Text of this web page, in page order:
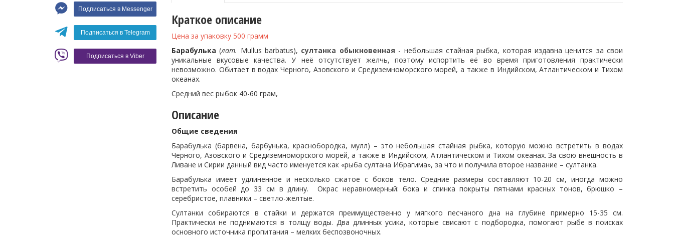
Вино
Белое вино
Красное вино
Кофе
Blaser
Подписаться в Messenger
Подписаться в Telegram
Подписаться в Viber
Краткое описание
Цена за упаковку 500 грамм
Барабулька(лат. Mullus barbatus), султанка обыкновенная - небольшая стайная рыбка, которая издавна ценится за свои
уникальные вкусовые качества. У неё отсутствует желчь, поэтому испортить её во время приготовления практически
невозможно. Обитает в водах Черного, Азовского и Средиземноморского морей, а также в Индийском, Атлантическом и Тихом
океанах.
Средний вес рыбок 40-60 грам,
Описание
Общие сведения
Барабулька (барвена, барбунька, краснобородка, мулл) – это небольшая стайная рыбка, которую можно встретить в водах
Черного, Азовского и Средиземноморского морей, а также в Индийском, Атлантическом и Тихом океанах. За свою внешность в
Ливане и Сирии данный вид часто именуется как «рыба султана Ибрагима», за что и получила второе название – султанка.
Барабулька имеет удлиненное и несколько сжатое с боков тело. Средние размеры составляют 10-20 см, иногда можно
встретить особей до 33 см в длину. Окрас неравномерный: бока и спинка покрыты пятнами красных тонов, брюшко –
серебристое, плавники – светло-желтые.
Султанки собираются в стайки и держатся преимущественно у мягкого песчаного дна на глубине примерно 15-35 см.
Практически не поднимаются в толщу воды. Два длинных усика, которые свисают с подбородка, помогают рыбе в поисках
основного источника пропитания – мелких беспозвоночных.